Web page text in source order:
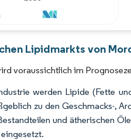
Lipidmarkts von
voraussichtlich im
werden Lipide (Fette
zu den Geschmacks-,
und ätherischen